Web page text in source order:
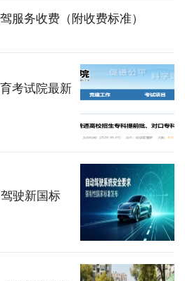
服务收费（附收费标准）
考试院最新
驶新国标